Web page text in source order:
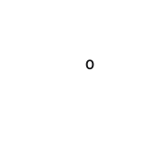
0